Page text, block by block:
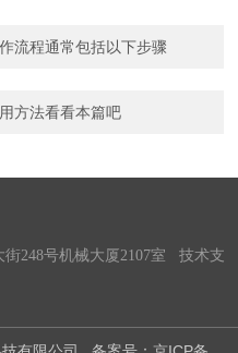
流程通常包括以下步骤
方法看看本篇吧
248号机械大厦2107室 技术支